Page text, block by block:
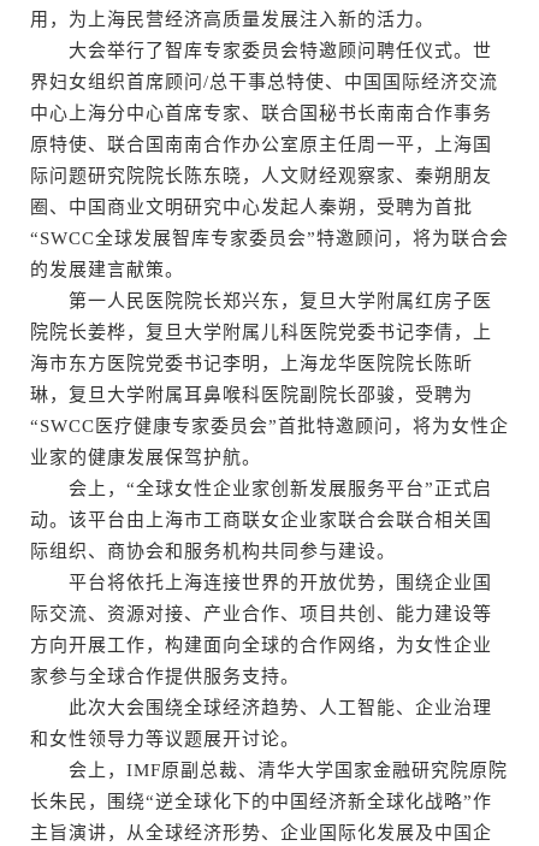
用，为上海民营经济高质量发展注入新的活力。
大会举行了智库专家委员会特邀顾问聘任仪式。世
界妇女组织首席顾问/总干事总特使、中国国际经济交流
中心上海分中心首席专家、联合国秘书长南南合作事务
原特使、联合国南南合作办公室原主任周一平，上海国
际问题研究院院长陈东晓，人文财经观察家、秦朔朋友
圈、中国商业文明研究中心发起人秦朔，受聘为首批
“SWCC全球发展智库专家委员会”特邀顾问，将为联合会
的发展建言献策。
第一人民医院院长郑兴东，复旦大学附属红房子医
院院长姜桦，复旦大学附属儿科医院党委书记李倩，上
海市东方医院党委书记李明，上海龙华医院院长陈昕
琳，复旦大学附属耳鼻喉科医院副院长邵骏，受聘为
“SWCC医疗健康专家委员会”首批特邀顾问，将为女性企
业家的健康发展保驾护航。
会上，“全球女性企业家创新发展服务平台”正式启
动。该平台由上海市工商联女企业家联合会联合相关国
际组织、商协会和服务机构共同参与建设。
平台将依托上海连接世界的开放优势，围绕企业国
际交流、资源对接、产业合作、项目共创、能力建设等
方向开展工作，构建面向全球的合作网络，为女性企业
家参与全球合作提供服务支持。
此次大会围绕全球经济趋势、人工智能、企业治理
和女性领导力等议题展开讨论。
会上，IMF原副总裁、清华大学国家金融研究院原院
长朱民，围绕“逆全球化下的中国经济新全球化战略”作
主旨演讲，从全球经济形势、企业国际化发展及中国企